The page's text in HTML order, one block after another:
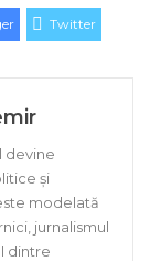
Twitter
devine
și
modelată
jurnalismul
dintre